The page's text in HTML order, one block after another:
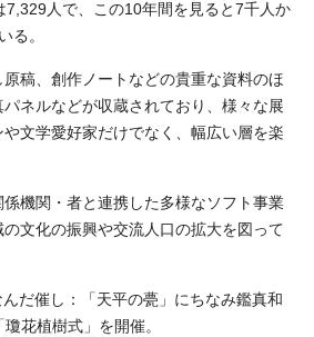
7,329人で、この10年間を見ると7千人か
る。
稿、創作ノートなどの貴重な資料のほ
ネルなどが収蔵されており、様々な展
文学愛好家だけでなく、幅広い層を楽
機関・者と連携した多様なソフト事業
文化の振興や交流人口の拡大を図って
だ催し：「天平の甍」にちなみ鑑真和
花植樹式」を開催。